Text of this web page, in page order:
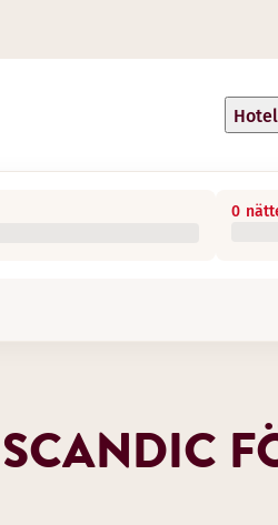
0